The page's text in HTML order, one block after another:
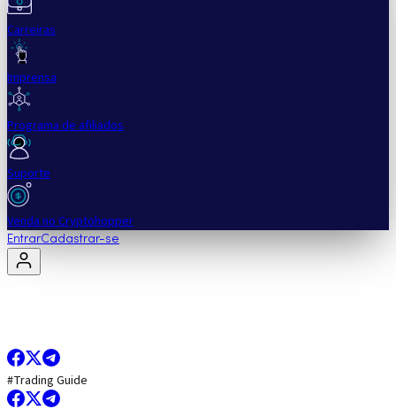
Carreiras
Imprensa
Programa de afiliados
Suporte
Venda no Cryptohopper
EntrarCadastrar-se
#Trading Guide